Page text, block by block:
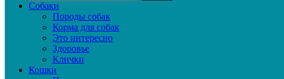
Собаки
Породы собак
Корма для собак
Это интересно
Здоровье
Клички
Кошки